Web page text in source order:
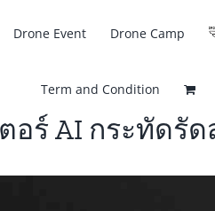
Drone Event Drone Camp
Term and Condition
อร์ AI กระทัดรั